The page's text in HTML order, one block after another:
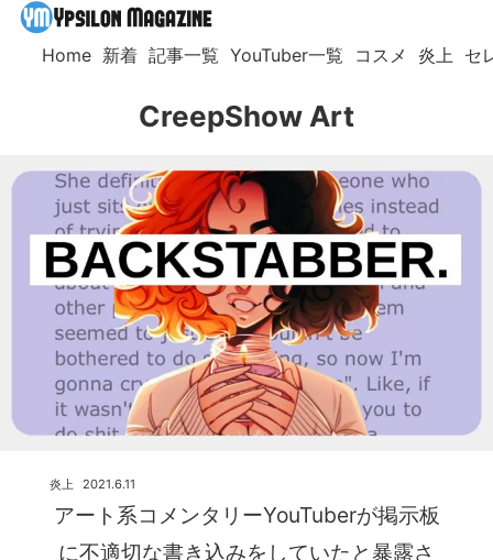
Home 新着 記事一覧 YouTuber一覧 コスメ 炎上 セ
CreepShow Art
アート系コメンタリーYouTuberが掲示板
に不適切な書き込みをしていたと暴露さ
2021.6.11
炎上